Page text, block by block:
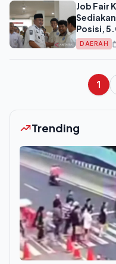
Job Fair
Posisi,
DAERAH
1
Trending